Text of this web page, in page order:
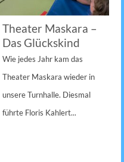
Theater Maskara –
Das Glückskind
Wie jedes Jahr kam das
Theater Maskara wieder in
unsere Turnhalle. Diesmal
führte Floris Kahlert...